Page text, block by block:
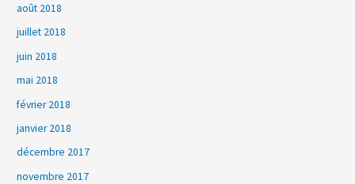
août 2018
juillet 2018
juin 2018
mai 2018
février 2018
janvier 2018
décembre 2017
novembre 2017